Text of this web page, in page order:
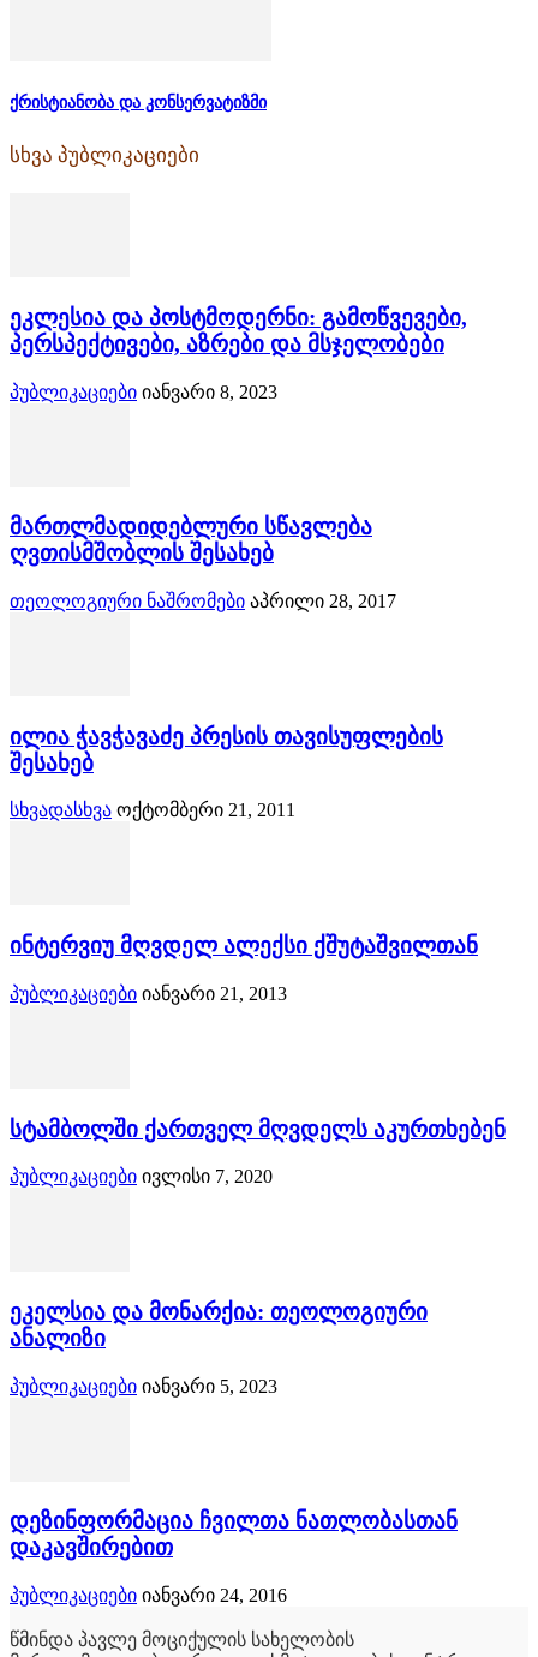
ქრისტიანობა და კონსერვატიზმი
სხვა პუბლიკაციები
ეკლესია და პოსტმოდერნი: გამოწვევები,
პერსპექტივები, აზრები და მსჯელობები
პუბლიკაციები იანვარი 8, 2023
მართლმადიდებლური სწავლება
ღვთისმშობლის შესახებ
თეოლოგიური ნაშრომები აპრილი 28, 2017
ილია ჭავჭავაძე პრესის თავისუფლების
შესახებ
სხვადასხვა ოქტომბერი 21, 2011
ინტერვიუ მღვდელ ალექსი ქშუტაშვილთან
პუბლიკაციები იანვარი 21, 2013
სტამბოლში ქართველ მღვდელს აკურთხებენ
პუბლიკაციები ივლისი 7, 2020
ეკელსია და მონარქია: თეოლოგიური
ანალიზი
პუბლიკაციები იანვარი 5, 2023
დეზინფორმაცია ჩვილთა ნათლობასთან
დაკავშირებით
პუბლიკაციები იანვარი 24, 2016
წმინდა პავლე მოციქულის სახელობის